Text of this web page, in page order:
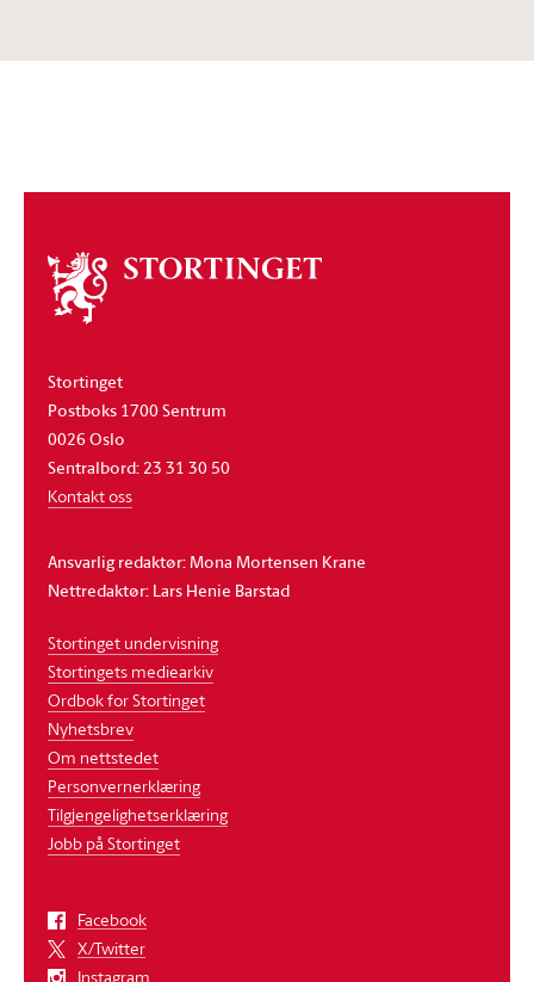
Om
stortinget
Stortinget
Postboks 1700 Sentrum
0026 Oslo
Sentralbord: 23 31 30 50
Kontakt oss
Ansvarlig redaktør: Mona Mortensen Krane
Nettredaktør: Lars Henie Barstad
Stortinget undervisning
Stortingets mediearkiv
Ordbok for Stortinget
Nyhetsbrev
Om nettstedet
Personvernerklæring
Tilgjengelighetserklæring
Jobb på Stortinget
Facebook
X/Twitter
Instagram